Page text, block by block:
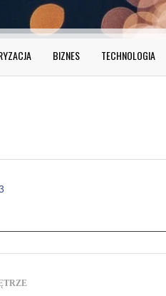
BIZNES TECHNOLOGIA